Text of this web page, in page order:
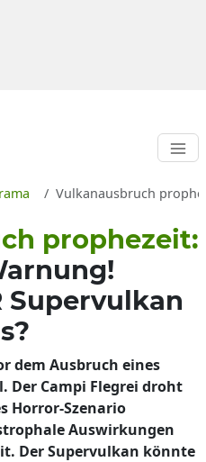
Vulkanausbruch
prophezeit:
Supervulkan
dem Ausbruch eines
Der Campi Flegrei droht
Horror-Szenario
Auswirkungen
Der Supervulkan könnte